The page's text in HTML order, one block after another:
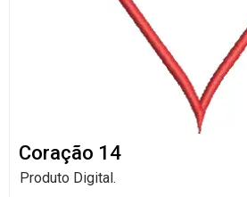
Coração 14
Produto Digital.